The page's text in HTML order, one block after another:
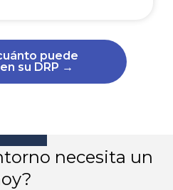
puede
su DRP →
necesita un